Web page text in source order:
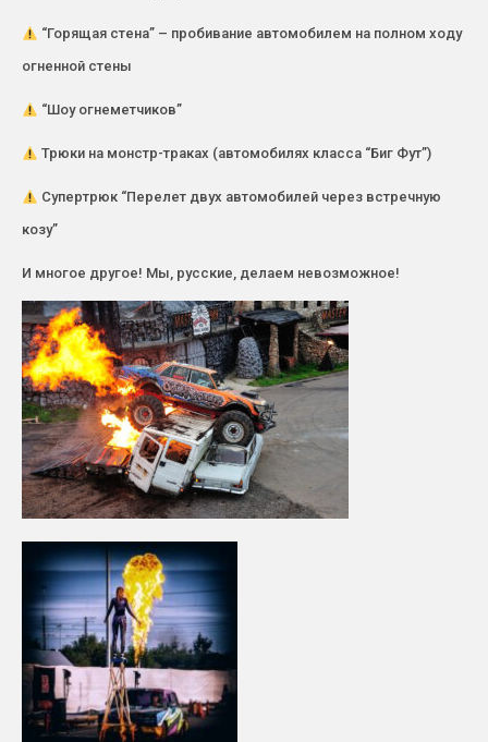
“Горящая стена” – пробивание автомобилем на полном ходу
огненной стены
“Шоу огнеметчиков”
Трюки на монстр-траках (автомобилях класса “Биг Фут”)
Супертрюк “Перелет двух автомобилей через встречную
козу”
И многое другое! Мы, русские, делаем невозможное!